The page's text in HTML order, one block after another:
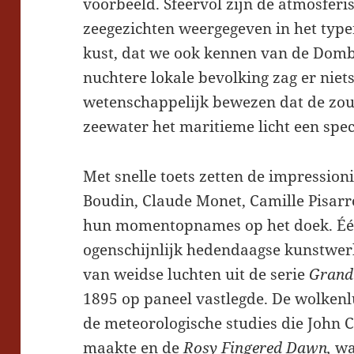
zeegezichten weergegeven in het
kust, dat we ook kennen van de
nuchtere lokale bevolking zag er
wetenschappelijk bewezen dat de
zeewater het maritieme licht een
Met snelle toets zetten de
Boudin, Claude Monet, Camille
hun momentopnames op het doek.
ogenschijnlijk hedendaagse
van weidse luchten uit de serie
1895 op paneel vastlegde. De
de meteorologische studies die John
maakte en deRosy Fingered Dawn,